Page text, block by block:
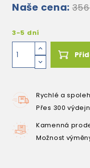
Naše cena:
3-5 dní
Rychlé a
Přes 300
Kamenná
Možnost